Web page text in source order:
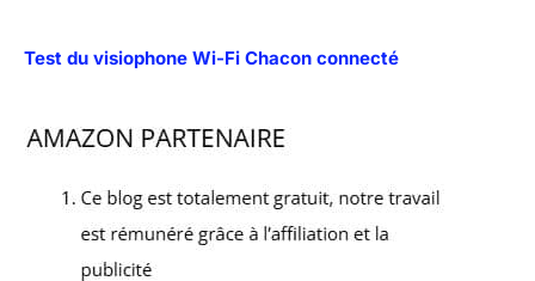
Test du visiophone Wi-Fi Chacon connecté